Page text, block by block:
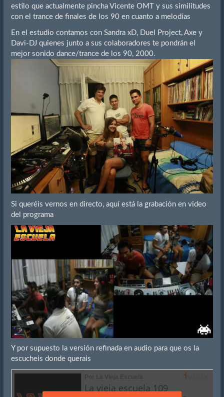
estilo que actualmente pincha Vicente OMT y sus similitudes
con el trance de finales de los 90 en cuanto a melodías
En el estudio contamos con Sandra xD, Duel Project, Axe y
Davi-DJ quienes junto a sus colaboradores te pondrán el
mejor sonido dance/trance de los 90, 2000.
Si queréis vernos en directo, aquí está la grabación en video
del programa
Y por supuesto la versión refinada en audio para que os la
escucheis donde querais